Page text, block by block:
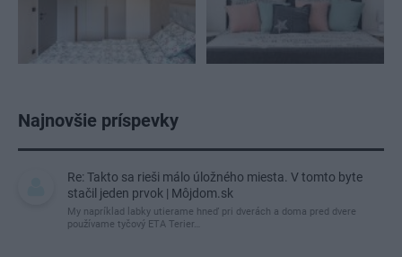
Najnovšie príspevky
Re: Takto sa rieši málo úložného miesta. V tomto byte
stačil jeden prvok | Môjdom.sk
My napríklad labky utierame hneď pri dverách a doma pred dvere
používame tyčový ETA Terier…